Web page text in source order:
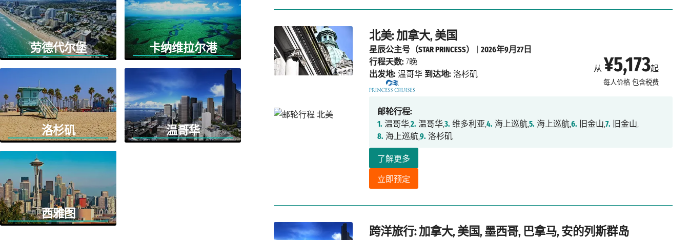
北美: 加拿大, 美国
从 ¥5,173起
每人价格 包含税费
了解更多
立即预定
星辰公主号（STAR PRINCESS） |2026年9月27日
行程天数: 7晚
出发地: 温哥华 到达地: 洛杉矶
邮轮行程:
1. 温哥华,2. 温哥华,3. 维多利亚,4. 海上巡航,5. 海上巡航,6. 旧金山,7. 旧金山,
8. 海上巡航,9. 洛杉矶
跨洋旅行: 加拿大, 美国, 墨西哥, 巴拿马, 安的列斯群岛
劳德代尔堡 卡纳维拉尔港
洛杉矶 温哥华
西雅图